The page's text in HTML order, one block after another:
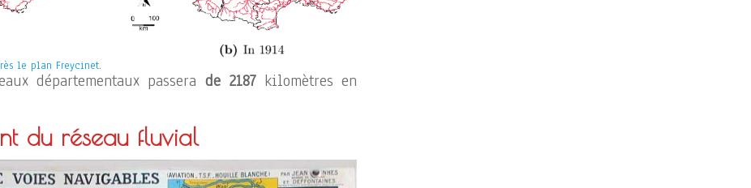
le plan Freycinet.
départementaux passera de 2187kilomètres en
du réseau fluvial